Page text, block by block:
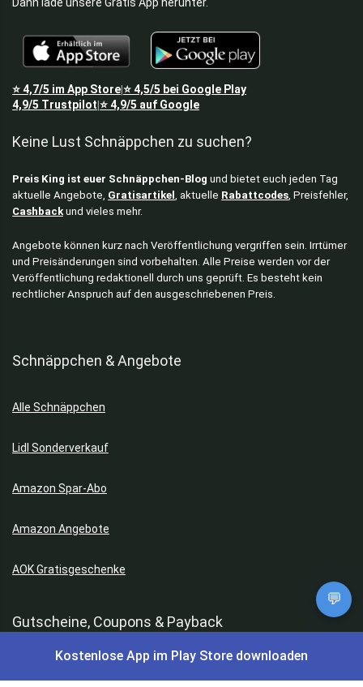
⭐4,7/5 im App Store⭐4,5/5 bei Google Play
4,9/5 Trustpilot ⭐4,9/5 auf Google
Keine Lust Schnäppchen zu suchen?
Preis King ist euer Schnäppchen-Blog und bietet euch jeden Tag
aktuelle Angebote, Gratisartikel , aktuelle Rabattcodes, Preisfehler,
Cashbackund vieles mehr.
Angebote können kurz nach Veröffentlichung vergriffen sein. Irrtümer
und Preisänderungen sind vorbehalten. Alle Preise werden vor der
Veröffentlichung redaktionell durch uns geprüft. Es besteht kein
rechtlicher Anspruch auf den ausgeschriebenen Preis.
Schnäppchen & Angebote
Alle Schnäppchen
Lidl Sonderverkauf
Amazon Spar-Abo
Amazon Angebote
AOK Gratisgeschenke
Gutscheine, Coupons & Payback
💬
Kostenlose App im Play Store downloaden